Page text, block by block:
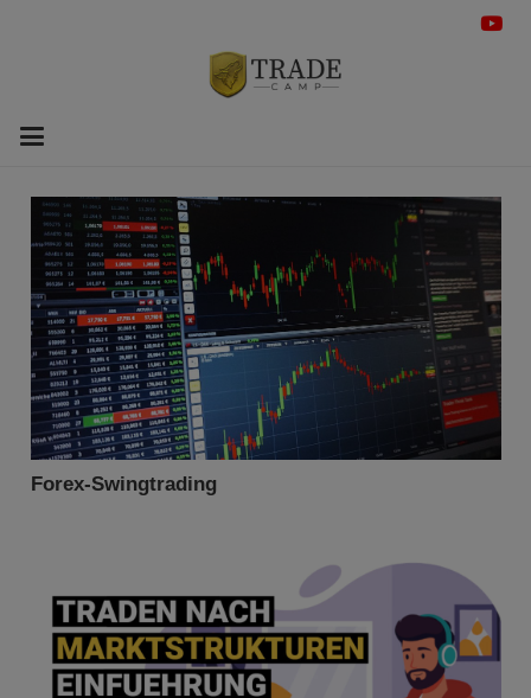
Forex-Swingtrading